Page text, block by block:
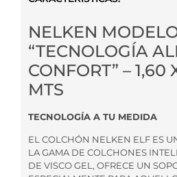
NELKEN
“TECNOLOGÍA
CONFORT” – 1,60
MTS
TECNOLOGÍA A TU MEDIDA
EL COLCHÓN NELKEN ELF ES
LA GAMA DE COLCHONES
DE VISCO GEL, OFRECE UN